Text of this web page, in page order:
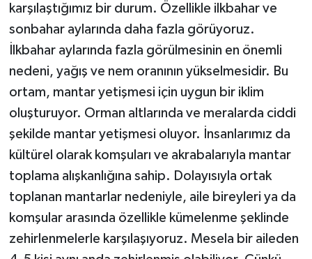
karşılaştığımız bir durum. Özellikle ilkbahar ve
sonbahar aylarında daha fazla görüyoruz.
İlkbahar aylarında fazla görülmesinin en önemli
nedeni, yağış ve nem oranının yükselmesidir. Bu
ortam, mantar yetişmesi için uygun bir iklim
oluşturuyor. Orman altlarında ve meralarda ciddi
şekilde mantar yetişmesi oluyor. İnsanlarımız da
kültürel olarak komşuları ve akrabalarıyla mantar
toplama alışkanlığına sahip. Dolayısıyla ortak
toplanan mantarlar nedeniyle, aile bireyleri ya da
komşular arasında özellikle kümelenme şeklinde
zehirlenmelerle karşılaşıyoruz. Mesela bir aileden